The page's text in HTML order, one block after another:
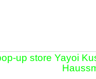
up store Yayoi